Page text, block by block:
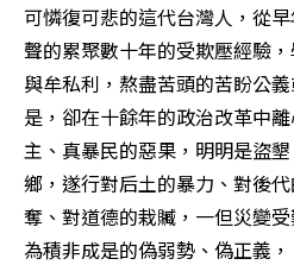
可憐復可悲的這代台灣人，從
聲的累聚數十年的受欺壓經驗
與牟私利，熬盡苦頭的苦盼公
是，卻在十餘年的政治改革中
主、真暴民的惡果，明明是盜
鄉，遂行對后土的暴力、對後
奪、對道德的栽贓，一但災變
為積非成是的偽弱勢、偽正義